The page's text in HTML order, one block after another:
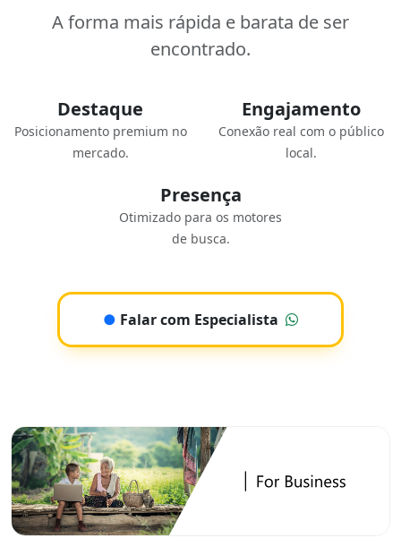
A forma mais rápida e barata de ser
encontrado.
Destaque
Posicionamento premium no
mercado.
Engajamento
Conexão real com o público
local.
Presença
Otimizado para os motores
de busca.
● Falar com Especialista